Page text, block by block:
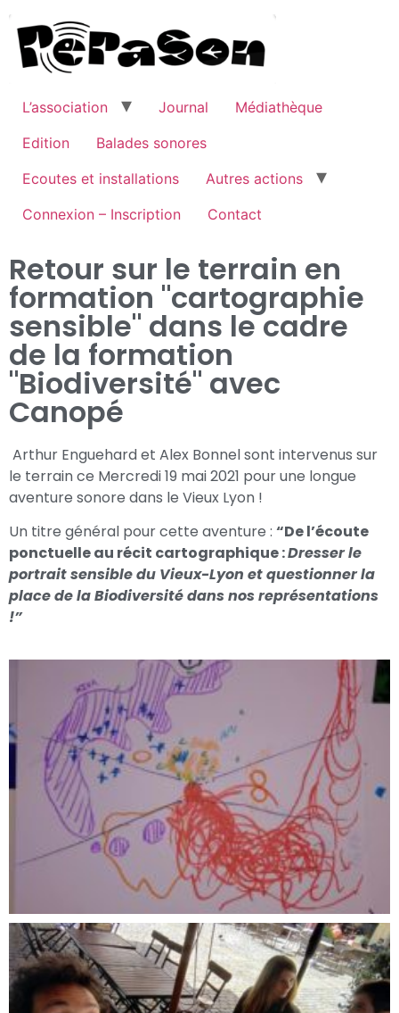
L’association Journal
Médiathèque
Edition
Balades sonores
Ecoutes et installations
Autres actions
Connexion – Inscription
Contact
Retour sur le terrain en
formation "cartographie
sensible" dans le cadre
de la formation
"Biodiversité" avec
Canopé
Arthur Enguehard et Alex Bonnel sont intervenus sur
le terrain ce Mercredi 19 mai 2021 pour une longue
aventure sonore dans le Vieux Lyon !
Un titre général pour cette aventure : “De l’écoute
ponctuelle au récit cartographique :Dresser le
portrait sensible du Vieux-Lyon et questionner la
place de la Biodiversité dans nos représentations
!”